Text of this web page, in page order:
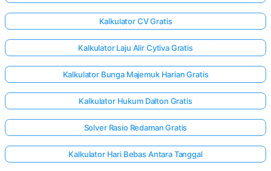
Kalkulator CV Gratis
Kalkulator Laju Alir Cytiva Gratis
Kalkulator Bunga Majemuk Harian Gratis
Kalkulator Hukum Dalton Gratis
Solver Rasio Redaman Gratis
Kalkulator Hari Bebas Antara Tanggal